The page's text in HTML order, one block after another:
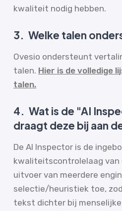
kwaliteit nodig hebben.
3. Welke talen
Ovesio ondersteunt
talen. Hier is de volledige
talen.
4. Wat is de "AI
draagt deze bij aan
De AI Inspector is de
kwaliteitscontrolelaag van
uitvoer van meerdere
selectie/heuristiek toe,
tekst dichter bij